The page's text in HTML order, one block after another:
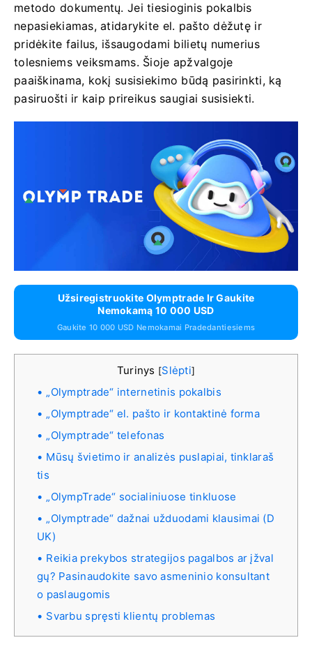
metodo dokumentų. Jei tiesioginis pokalbis
nepasiekiamas, atidarykite el. pašto dėžutę ir
pridėkite failus, išsaugodami bilietų numerius
tolesniems veiksmams. Šioje apžvalgoje
paaiškinama, kokį susisiekimo būdą pasirinkti, ką
pasiruošti ir kaip prireikus saugiai susisiekti.
Užsiregistruokite Olymptrade Ir Gaukite
Nemokamą 10 000 USD
Gaukite 10 000 USD Nemokamai Pradedantiesiems
Turinys [Slėpti]
„Olymptrade“ internetinis pokalbis
„Olymptrade“ el. pašto ir kontaktinė forma
„Olymptrade“ telefonas
Mūsų švietimo ir analizės puslapiai, tinklaraš
tis
„OlympTrade“ socialiniuose tinkluose
„Olymptrade“ dažnai užduodami klausimai (D
UK)
Reikia prekybos strategijos pagalbos ar įžval
gų? Pasinaudokite savo asmeninio konsultant
o paslaugomis
Svarbu spręsti klientų problemas